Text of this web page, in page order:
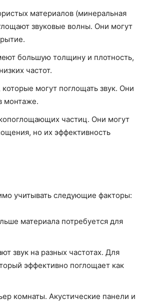
материалов (минеральная
звуковые волны. Они могут
большую толщину и плотность,
частот.
могут поглощать звук. Они
монтаже.
частиц. Они могут
но их эффективность
учитывать следующие факторы:
материала потребуется для
звук на разных частотах. Для
эффективно поглощает как
комнаты. Акустические панели и